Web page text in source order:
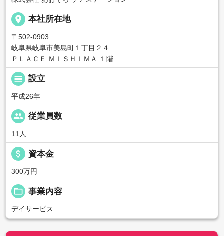
place 本社所在地
〒502-0903
岐阜県岐阜市美島町１丁目２４
ＰＬＡＣＥ ＭＩＳＨＩＭＡ １階
calendar_view_day 設立
平成26年
people 従業員数
11人
attach_money 資本金
300万円
folder_open 事業内容
デイサービス